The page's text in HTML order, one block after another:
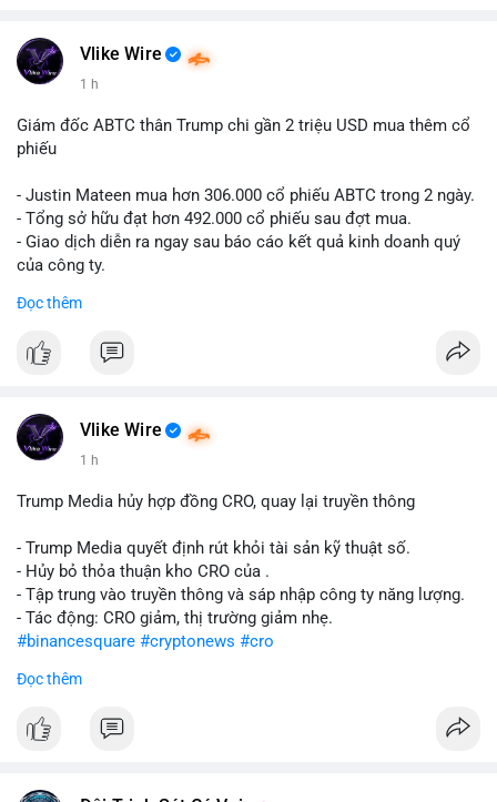
📰 Nguồn: Cointelegraph
Vlike Wire
1 h
Giám đốc ABTC thân Trump chi gần 2 triệu USD mua thêm cổ
phiếu
- Justin Mateen mua hơn 306.000 cổ phiếu ABTC trong 2 ngày.
- Tổng sở hữu đạt hơn 492.000 cổ phiếu sau đợt mua.
- Giao dịch diễn ra ngay sau báo cáo kết quả kinh doanh quý
của công ty.
#abtc #cryptonews
$btc $eth
📰 Nguồn: CoinDesk
Đọc thêm
Vlike Wire
1 h
Trump Media hủy hợp đồng CRO, quay lại truyền thông
- Trump Media quyết định rút khỏi tài sản kỹ thuật số.
- Hủy bỏ thỏa thuận kho CRO của .
- Tập trung vào truyền thông và sáp nhập công ty năng lượng.
- Tác động: CRO giảm, thị trường giảm nhẹ.
#binancesquare #cryptonews #cro
$cro
#vlikevn #titanbot
Đọc thêm